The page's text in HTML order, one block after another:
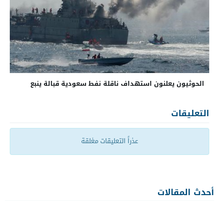
الحوثيون يعلنون استهداف ناقلة نفط سعودية قبالة ينبع
التعليقات
عذراً التعليقات مغلقة
أحدث المقالات